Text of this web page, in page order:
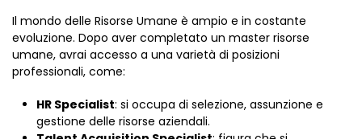
Il mondo delle Risorse Umane è ampio e in costante
evoluzione. Dopo aver completato un master risorse
umane, avrai accesso a una varietà di posizioni
professionali, come:
HR Specialist: si occupa di selezione, assunzione e
gestione delle risorse aziendali.